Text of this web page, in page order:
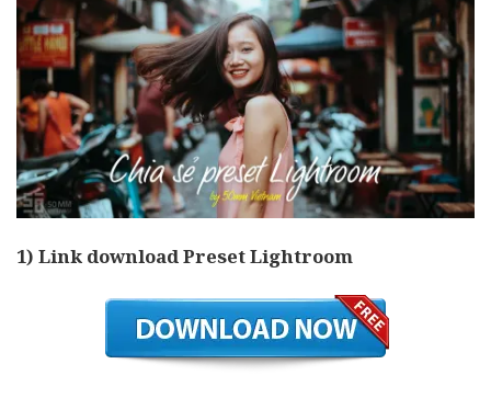
1) Link download Preset Lightroom